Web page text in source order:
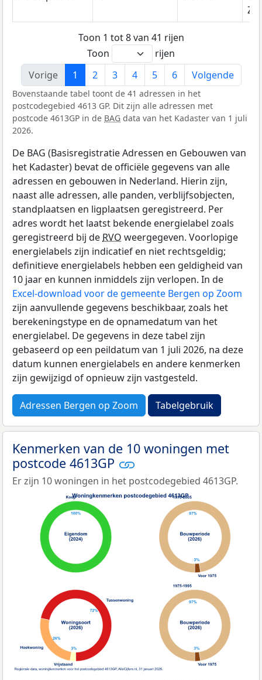
Toon 1 tot 8 van 41 rijen
Toon
rijen
Vorige
1 2 3 4 5 6 Volgende
Bovenstaande tabel toont de 41 adressen in het
postcodegebied 4613 GP. Dit zijn alle adressen met
postcode 4613GP in de BAG data van het Kadaster van 1 juli
2026.
De BAG (Basisregistratie Adressen en Gebouwen van
het Kadaster) bevat de officiële gegevens van alle
adressen en gebouwen in Nederland. Hierin zijn,
naast alle adressen, alle panden, verblijfsobjecten,
standplaatsen en ligplaatsen geregistreerd. Per
adres wordt het laatst bekende energielabel zoals
geregistreerd bij de RVO weergegeven. Voorlopige
energielabels zijn indicatief en niet rechtsgeldig;
definitieve energielabels hebben een geldigheid van
10 jaar en kunnen inmiddels zijn verlopen. In de
Excel-download voor de gemeente Bergen op Zoom
zijn aanvullende gegevens beschikbaar, zoals het
berekeningstype en de opnamedatum van het
energielabel. De gegevens in deze tabel zijn
gebaseerd op een peildatum van 1 juli 2026, na deze
datum kunnen energielabels en andere kenmerken
zijn gewijzigd of opnieuw zijn vastgesteld.
Adressen Bergen op Zoom Tabelgebruik
Kenmerken van de 10 woningen met
postcode 4613GP
Er zijn 10 woningen in het postcodegebied 4613GP.